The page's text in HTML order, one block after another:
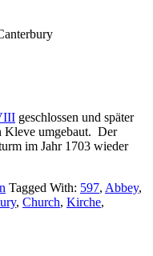
geschlossen und später
Kleve umgebaut. Der
im Jahr 1703 wieder
Tagged With: 597, Abbey,
, Church, Kirche,